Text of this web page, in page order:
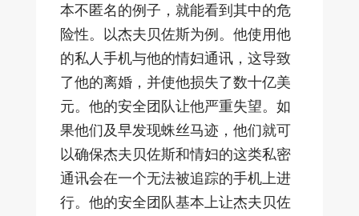
本不匿名的例子，就能看到其中的危
险性。以杰夫贝佐斯为例。他使用他
的私人手机与他的情妇通讯，这导致
了他的离婚，并使他损失了数十亿美
元。他的安全团队让他严重失望。如
果他们及早发现蛛丝马迹，他们就可
以确保杰夫贝佐斯和情妇的这类私密
通讯会在一个无法被追踪的手机上进
行。他的安全团队基本上让杰夫贝佐